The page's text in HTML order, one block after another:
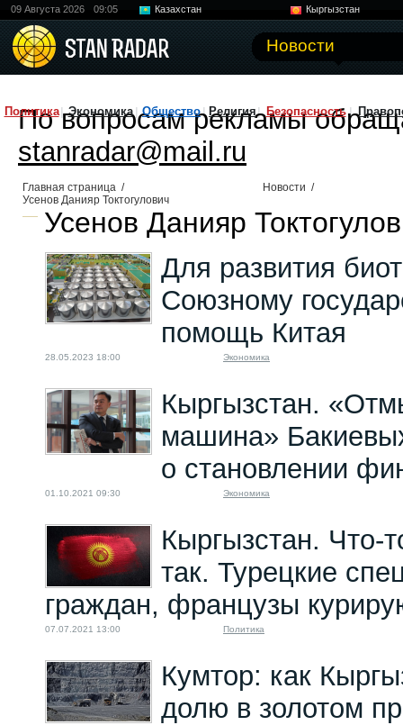
09 Августа 2026 09:05 Казахстан
Кыргызстан
Новости
Политика Экономика Общество Религия Безопасность
По вопросам рекламы
stanradar@mail.ru
Главная страница / Новости /
Усенов Данияр Токтогулович
Усенов Данияр
Для развития
Союзному
помощь Китая
28.05.2023 18:00 Экономика
Кыргызстан.
машина»
о становлении
01.10.2021 09:30 Экономика
Кыргызстан. Что-
так. Турецкие
граждан, французы
07.07.2021 13:00 Политика
Кумтор: как
долю в золотом